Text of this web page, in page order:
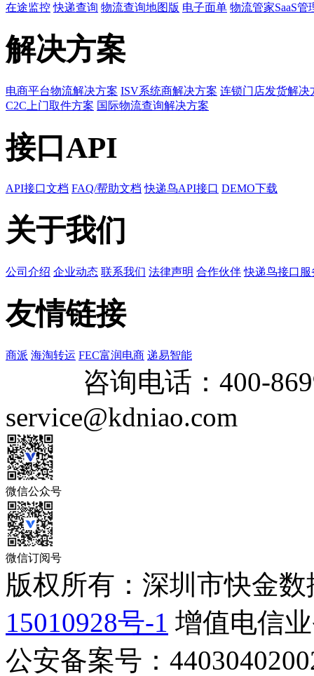
在途监控 快递查询 物流查询地图版 电子面单 物流管家SaaS管
解决方案
电商平台物流解决方案 ISV系统商解决方案 连锁门店发货解决
C2C上门取件方案 国际物流查询解决方案
接口API
API接口文档 FAQ/帮助文档 快递鸟API接口 DEMO下载
关于我们
公司介绍 企业动态 联系我们 法律声明 合作伙伴 快递鸟接口服
友情链接
商派 海淘转运 FEC富润电商 递易智能
咨询电话： 400-
service@kdniao.com
微信公众号
微信订阅号
版权所有：深圳市快金
15010928号-1 增值电信
公安备案号：